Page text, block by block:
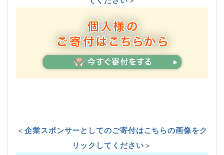
＜企業スポンサーとしてのご寄付はこちらの画像をク
リックしてください＞